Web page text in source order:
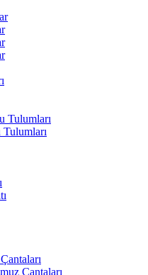
Tulumları
Çantaları